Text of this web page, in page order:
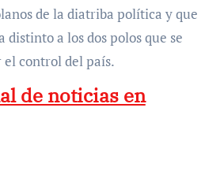
de la diatriba política y que
a los dos polos que se
control del país.
de noticias en